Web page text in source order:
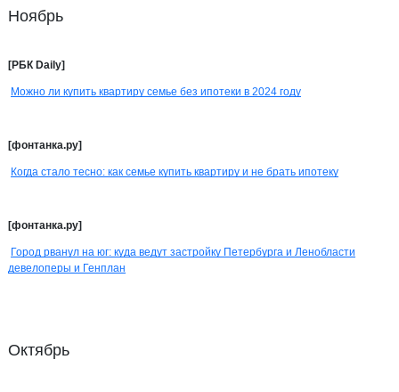
Ноябрь
[РБК Daily]
Можно ли купить квартиру семье без ипотеки в 2024 году
[фонтанка.ру]
Когда стало тесно: как семье купить квартиру и не брать ипотеку
[фонтанка.ру]
Город рванул на юг: куда ведут застройку Петербурга и Ленобласти
девелоперы и Генплан
Октябрь